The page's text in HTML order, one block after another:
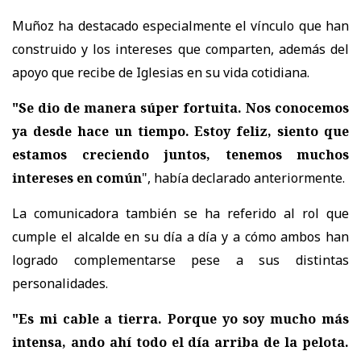
Muñoz ha destacado especialmente el vínculo que han
construido y los intereses que comparten, además del
apoyo que recibe de Iglesias en su vida cotidiana.
"Se dio de manera súper fortuita. Nos conocemos
ya desde hace un tiempo. Estoy feliz, siento que
estamos creciendo juntos, tenemos muchos
intereses en común", había declarado anteriormente.
La comunicadora también se ha referido al rol que
cumple el alcalde en su día a día y a cómo ambos han
logrado complementarse pese a sus distintas
personalidades.
"Es mi cable a tierra. Porque yo soy mucho más
intensa, ando ahí todo el día arriba de la pelota.